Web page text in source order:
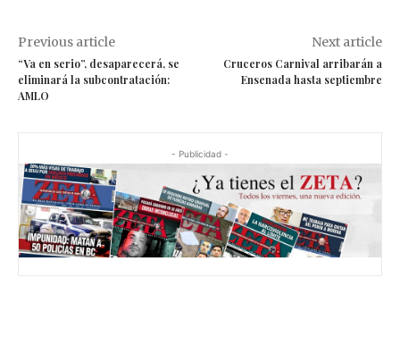
Previous article
“Va en serio”, desaparecerá, se
eliminará la subcontratación:
AMLO
Next article
Cruceros Carnival arribarán a
Ensenada hasta septiembre
- Publicidad -